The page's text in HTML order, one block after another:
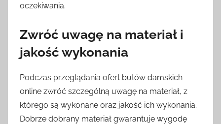
oczekiwania.
Zwróć uwagę na materiał i
jakość wykonania
Podczas przeglądania ofert butów damskich
online zwróć szczególną uwagę na materiał, z
którego są wykonane oraz jakość ich wykonania.
Dobrze dobrany materiał gwarantuje wygodę